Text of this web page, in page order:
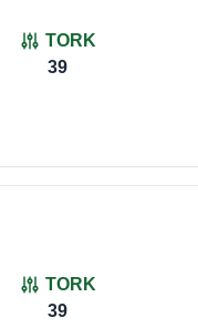
TORK
39
TORK
39